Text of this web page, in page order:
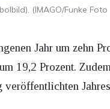
(IMAGO/Funke Foto
Jahr um zehn
19,2 Prozent.